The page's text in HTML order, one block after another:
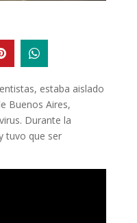
estaba aislado
Buenos Aires,
Durante la
tuvo que ser